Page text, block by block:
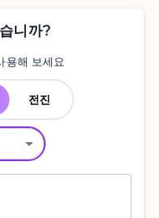
니까?
용해 보세요
전진